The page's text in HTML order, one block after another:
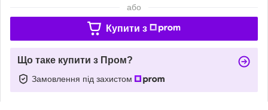
або
Купити з
Що таке купити з Пром?
Замовлення під захистом